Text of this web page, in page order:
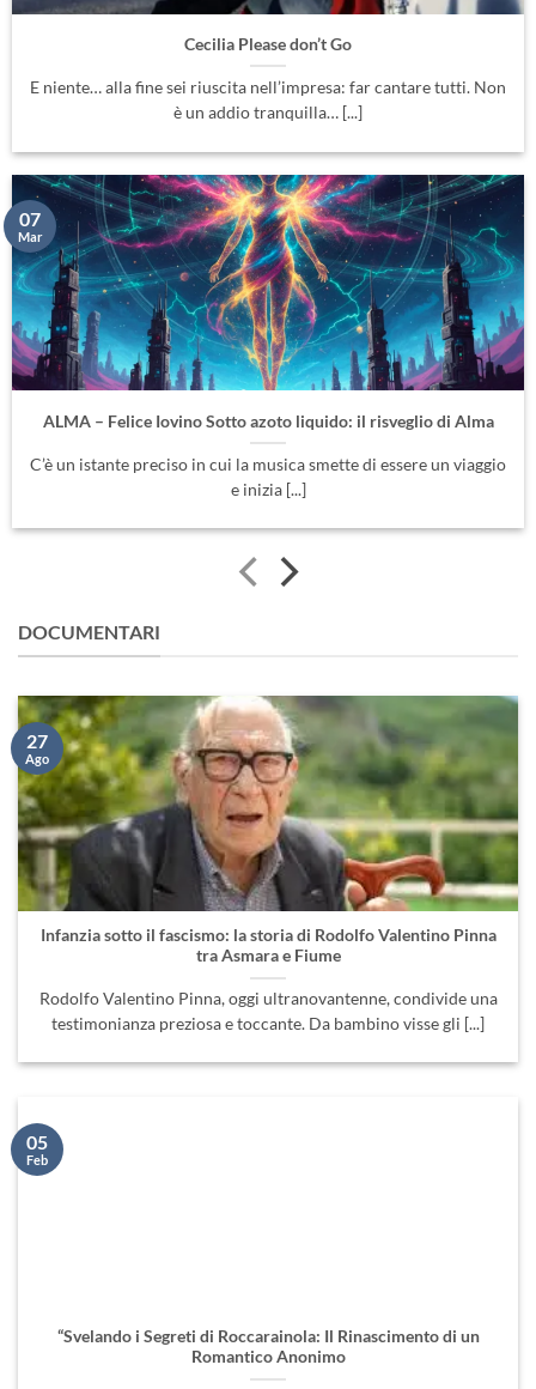
Cecilia Please don’t Go
E niente… alla fine sei riuscita nell’impresa: far cantare tutti. Non
è un addio tranquilla… [...]
ALMA – Felice Iovino Sotto azoto liquido: il risveglio di Alma
C’è un istante preciso in cui la musica smette di essere un viaggio
e inizia [...]
07
Mar
DOCUMENTARI
Infanzia sotto il fascismo: la storia di Rodolfo Valentino Pinna
tra Asmara e Fiume
Rodolfo Valentino Pinna, oggi ultranovantenne, condivide una
testimonianza preziosa e toccante. Da bambino visse gli [...]
27
Ago
“Svelando i Segreti di Roccarainola: Il Rinascimento di un
Romantico Anonimo
05
Feb